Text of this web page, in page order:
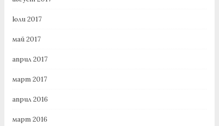
юли 2017
май 2017
април 2017
март 2017
април 2016
март 2016